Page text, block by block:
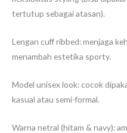
tertutup sebagai atasan).
Lengan cuff ribbed: menjaga
menambah estetika sporty.
Model unisex look: cocok
kasual atau semi-formal.
Warna netral (hitam & navy):